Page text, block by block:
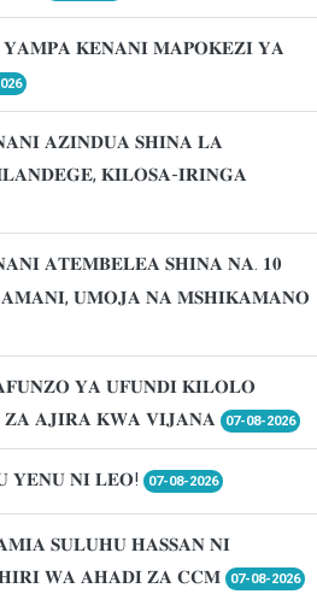
𝐘𝐀𝐌𝐏𝐀 𝐊𝐄𝐍𝐀𝐍𝐈 𝐌𝐀𝐏𝐎𝐊𝐄𝐙𝐈 𝐘𝐀
𝐀𝐙𝐈𝐍𝐃𝐔𝐀 𝐒𝐇𝐈𝐍𝐀 𝐋𝐀
𝐊𝐈𝐋𝐎𝐒𝐀-𝐈𝐑𝐈𝐍𝐆𝐀
𝐀𝐓𝐄𝐌𝐁𝐄𝐋𝐄𝐀 𝐒𝐇𝐈𝐍𝐀 𝐍𝐀. 𝟏𝟎
𝐀𝐌𝐀𝐍𝐈, 𝐔𝐌𝐎𝐉𝐀 𝐍𝐀 𝐌𝐒𝐇𝐈𝐊𝐀𝐌𝐀𝐍𝐎
𝐘𝐀 𝐔𝐅𝐔𝐍𝐃𝐈 𝐊𝐈𝐋𝐎𝐋𝐎
𝐀𝐉𝐈𝐑𝐀 𝐊𝐖𝐀 𝐕𝐈𝐉𝐀𝐍𝐀
07-08-2026
𝐘𝐄𝐍𝐔 𝐍𝐈 𝐋𝐄𝐎! 07-08-2026
𝐒𝐔𝐋𝐔𝐇𝐔 𝐇𝐀𝐒𝐒𝐀𝐍 𝐍𝐈
𝐖𝐀 𝐀𝐇𝐀𝐃𝐈 𝐙𝐀 𝐂𝐂𝐌
07-08-2026